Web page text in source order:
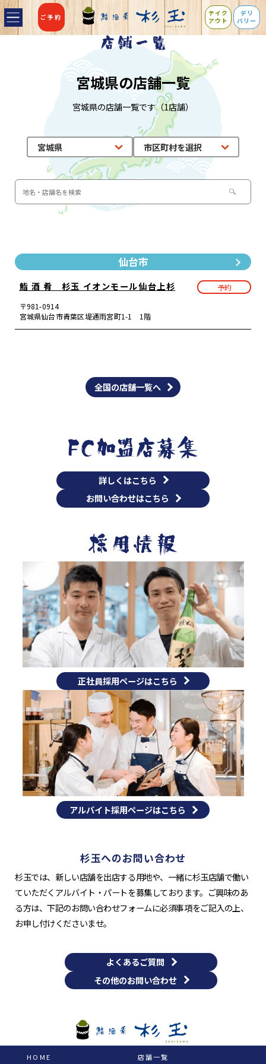
ご予約
テイク
アウト
デリ
バリー
宮城県の店舗一覧
宮城県の店舗一覧です（1店舗）
仙台市
鮨 酒 肴 杉玉 イオンモール仙台上杉
予約
〒981-0914
宮城県仙台市青葉区堤通雨宮町1-1 1階
全国の店舗一覧へ
詳しくはこちら
お問い合わせはこちら
正社員採用ページはこちら
アルバイト採用ページはこちら
杉玉へのお問い合わせ
杉玉では、新しい店舗を出店する用地や、一緒に杉玉店舗で働い
ていただくアルバイト・パートを募集しております。ご興味のあ
る方は、下記のお問い合わせフォームに必須事項をご記入の上、
お申し付けくださいませ。
よくあるご質問
その他のお問い合わせ
HOME 店舗一覧